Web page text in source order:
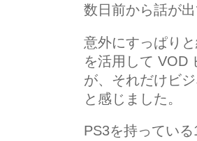
数日前から話が
意外にすっぱり
を活用して VOD
が、それだけビ
と感じました。
PS3を持ってい